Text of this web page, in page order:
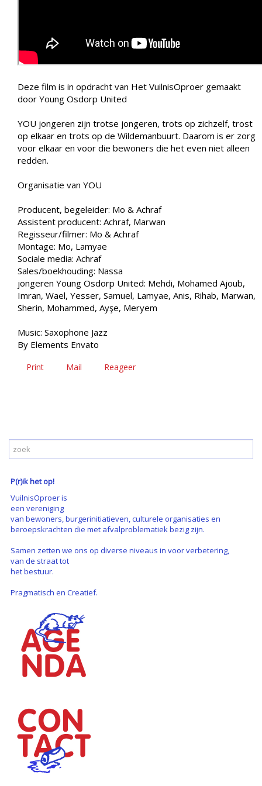
Deze film is in opdracht van Het VuilnisOproer gemaakt
door Young Osdorp United
YOU jongeren zijn trotse jongeren, trots op zichzelf, trost
op elkaar en trots op de Wildemanbuurt. Daarom is er zorg
voor elkaar en voor die bewoners die het even niet alleen
redden.
Organisatie van YOU
Producent, begeleider: Mo & Achraf
Assistent producent: Achraf, Marwan
Regisseur/filmer: Mo & Achraf
Montage: Mo, Lamyae
Sociale media: Achraf
Sales/boekhouding: Nassa
jongeren Young Osdorp United: Mehdi, Mohamed Ajoub,
Imran, Wael, Yesser, Samuel, Lamyae, Anis, Rihab, Marwan,
Sherin, Mohammed, Ayşe, Meryem
Music: Saxophone Jazz
By Elements Envato
Print Mail Reageer
P(r)ik het op!
VuilnisOproer is
een vereniging
van bewoners, burgerinitiatieven, culturele organisaties en
beroepskrachten die met afvalproblematiek bezig zijn.
Samen zetten we ons op diverse niveaus in voor verbetering,
van de straat tot
het bestuur.
Pragmatisch en Creatief.